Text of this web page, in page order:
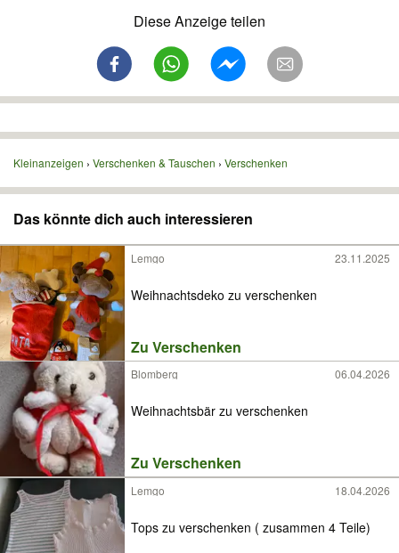
Diese Anzeige teilen
Kleinanzeigen Verschenken & Tauschen Verschenken
Das könnte dich auch interessieren
Lemgo 23.11.2025
Weihnachtsdeko zu verschenken
Zu Verschenken
Blomberg 06.04.2026
Weihnachtsbär zu verschenken
Zu Verschenken
Lemgo 18.04.2026
Tops zu verschenken ( zusammen 4 Teile)